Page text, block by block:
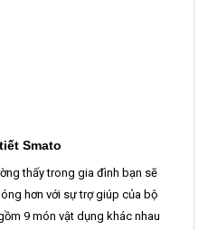
Smato
thấy trong gia đình bạn sẽ
hơn với sự trợ giúp của bộ
9 món vật dụng khác nhau